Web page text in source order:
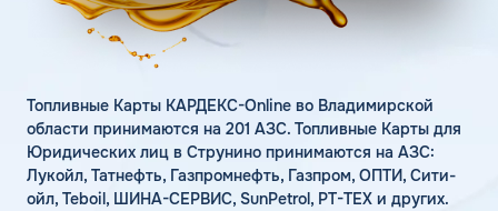
Топливные Карты КАРДЕКС-Online во Владимирской
области принимаются на 201 АЗС. Топливные Карты для
Юридических лиц в Струнино принимаются на АЗС:
Лукойл, Татнефть, Газпромнефть, Газпром, ОПТИ, Сити-
ойл, Teboil, ШИНА-СЕРВИС, SunPetrol, РТ-ТЕХ и других.